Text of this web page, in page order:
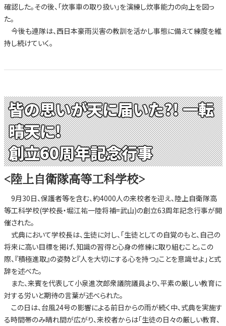
確認した。その後、「炊事車の取り扱い」を演練し炊事能力の向上を図っ
た。
今後も連隊は、西日本豪雨災害の教訓を活かし事態に備えて練度を維
持し続けていく。
皆の思いが天に届いた?! 一転
晴天に!
創立60周年記念行事
<陸上自衛隊高等工科学校>
9月30日、保護者等を含む、約4000人の来校者を迎え、陸上自衛隊高
等工科学校(学校長・堀江祐一陸将補=武山)の創立63周年記念行事が開
催された。
式典において学校長は、生徒に対し、「生徒としての自覚のもと、自己の
将来に高い目標を掲げ、知識の習得と心身の修練に取り組むこと。この
際、『積極進取』の姿勢と『人を大切にする心を持つ』ことを意識せよ」と式
辞を述べた。
また、来賓を代表して小泉進次郎衆議院議員より、平素の厳しい教育に
対する労いと期待の言葉が述べられた。
この日は、台風24号の影響による前日からの雨が続く中、式典を実施す
る時間帯のみ晴れ間が広がり、来校者からは「生徒の日々の厳しい教育、